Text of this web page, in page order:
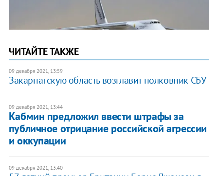
ЧИТАЙТЕ ТАКЖЕ
09 декабря 2021, 13:59
Закарпатскую область возглавит полковник СБУ
09 декабря 2021, 13:44
Кабмин предложил ввести штрафы за
публичное отрицание российской агрессии
и оккупации
09 декабря 2021, 13:40